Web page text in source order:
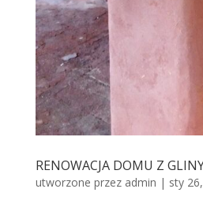
RENOWACJA DOMU Z
utworzone przez admin | sty